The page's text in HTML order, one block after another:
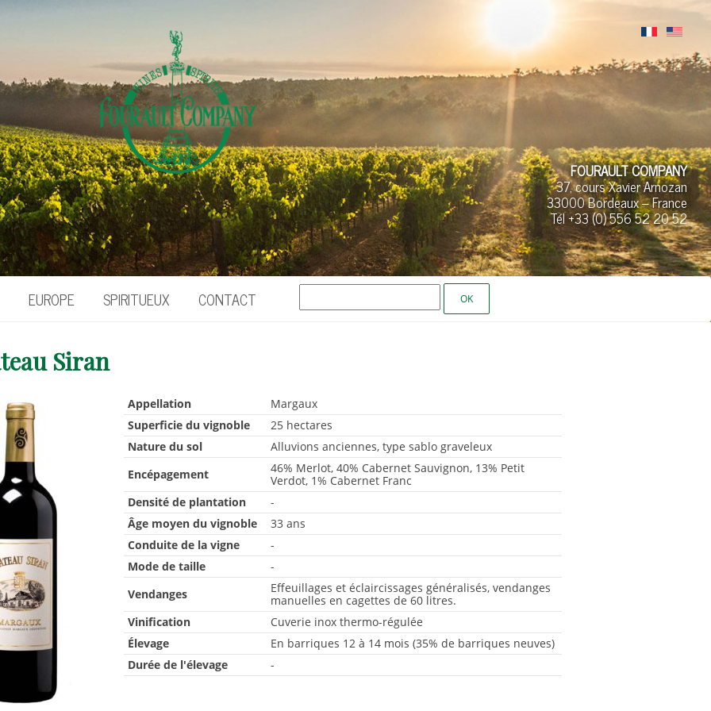
FOURAULT COMPANY
37, cours Xavier Arnozan
33000 Bordeaux – France
Tél +33 (0)556 5220 52
EUROPE SPIRITUEUX CONTACT
Siran
Appellation
Margaux
Superficie du vignoble
25 hectares
Nature du sol
Alluvions anciennes, type sablo graveleux
Encépagement
46% Merlot, 40% Cabernet Sauvignon, 13% Petit
Verdot, 1% Cabernet Franc
Densité de plantation
-
Âge moyen du vignoble
33 ans
Conduite de la vigne
-
Mode de taille
-
Vendanges
Effeuillages et éclaircissages généralisés, vendanges
manuelles en cagettes de 60 litres.
Vinification
Cuverie inox thermo-régulée
Élevage
En barriques 12 à 14 mois (35% de barriques neuves)
Durée de l'élevage
-